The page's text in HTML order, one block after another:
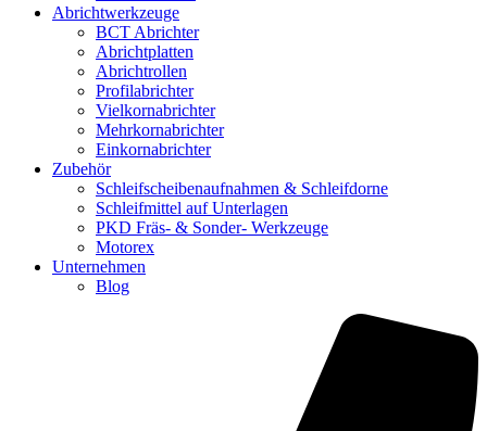
Abrichtwerkzeuge
BCT Abrichter
Abrichtplatten
Abrichtrollen
Profilabrichter
Vielkornabrichter
Mehrkornabrichter
Einkornabrichter
Zubehör
Schleifscheibenaufnahmen & Schleifdorne
Schleifmittel auf Unterlagen
PKD Fräs- & Sonder- Werkzeuge
Motorex
Unternehmen
Blog